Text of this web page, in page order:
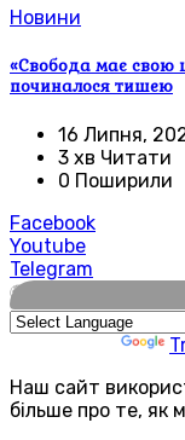
Новини
«Свобода має свою
починалося тишею
16 Липня,
3 хв Читати
0 Поширили
Facebook
Youtube
Telegram
🌍
Наш сайт
більше про те, як